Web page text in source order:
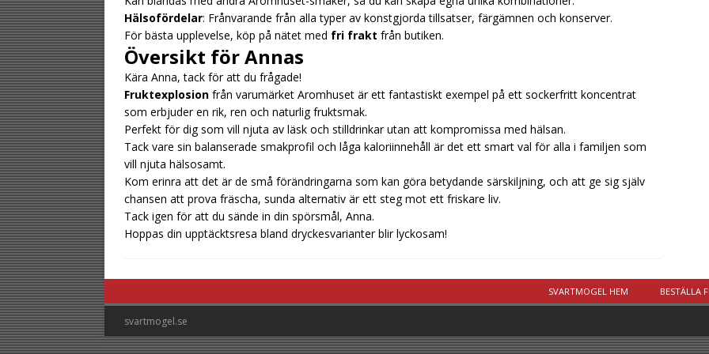
Hälsofördelar: Frånvarande från alla typer av konstgjorda tillsatser, färgämnen och konserver.
För bästa upplevelse, köp på nätet med fri frakt från butiken.
Översikt för Annas
Kära Anna, tack för att du frågade!
Fruktexplosion från varumärket Aromhuset är ett fantastiskt exempel på ett sockerfritt koncentrat
som erbjuder en rik, ren och naturlig fruktsmak.
Perfekt för dig som vill njuta av läsk och stilldrinkar utan att kompromissa med hälsan.
Tack vare sin balanserade smakprofil och låga kaloriinnehåll är det ett smart val för alla i familjen som
vill njuta hälsosamt.
Kom erinra att det är de små förändringarna som kan göra betydande särskiljning, och att ge sig själv
chansen att prova fräscha, sunda alternativ är ett steg mot ett friskare liv.
Tack igen för att du sände in din spörsmål, Anna.
Hoppas din upptäcktsresa bland dryckesvarianter blir lyckosam!
SVARTMOGEL HEM BESTÄLLA
svartmogel.se